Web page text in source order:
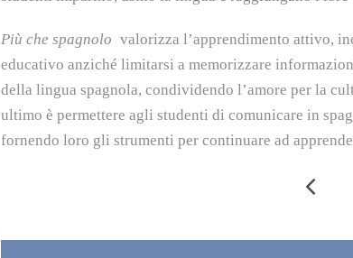
Più che spagnolo valorizza l’apprendimento attivo,
educativo anziché limitarsi a memorizzare
della lingua spagnola, condividendo l’amore per la
ultimo è permettere agli studenti di comunicare in
fornendo loro gli strumenti per continuare ad